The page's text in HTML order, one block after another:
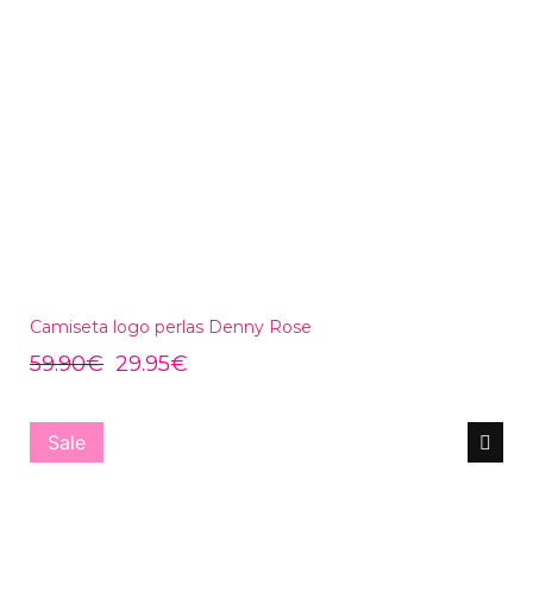
Camiseta logo perlas Denny Rose
59.90€ 29.95€
Sale